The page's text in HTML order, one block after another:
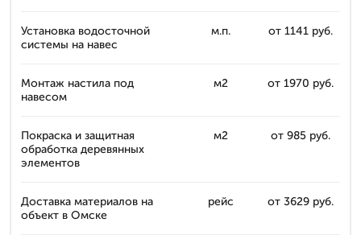
Установка водосточной
системы на навес
м.п. от 1141 руб.
Монтаж настила под
навесом
м2 от 1970 руб.
Покраска и защитная
обработка деревянных
элементов
м2 от 985 руб.
Доставка материалов на
объект в Омске
рейс от 3629 руб.